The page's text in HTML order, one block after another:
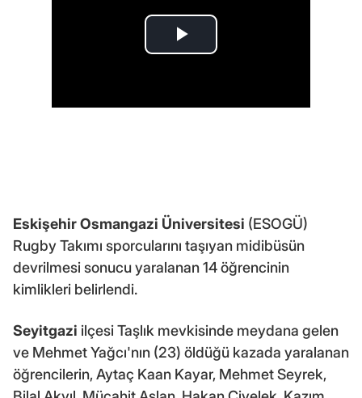
Eskişehir Osmangazi Üniversitesi (ESOGÜ)
Rugby Takımı sporcularını taşıyan midibüsün
devrilmesi sonucu yaralanan 14 öğrencinin
kimlikleri belirlendi.
Seyitgazi ilçesi Taşlık mevkisinde meydana gelen
ve Mehmet Yağcı'nın (23) öldüğü kazada yaralanan
öğrencilerin, Aytaç Kaan Kayar, Mehmet Seyrek,